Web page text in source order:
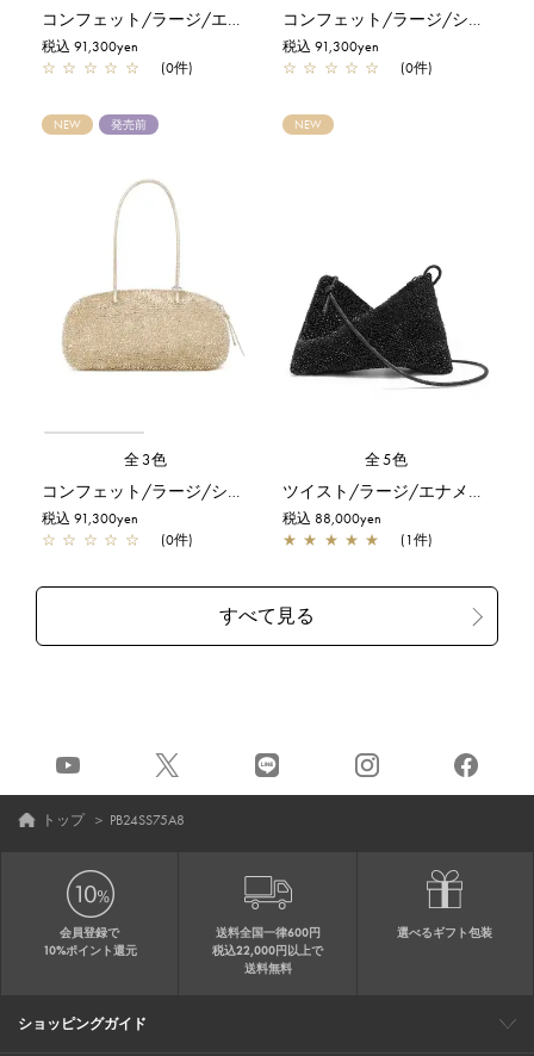
コンフェット/ラージ/エナメルブラック
税込 91,300yen
☆ ☆ ☆ ☆ ☆ (0件)
コンフェット/ラージ/シルバー
税込 91,300yen
☆ ☆ ☆ ☆ ☆ (0件)
NEW 発売前
全3色
コンフェット/ラージ/シルバーゴールド
税込 91,300yen
☆ ☆ ☆ ☆ ☆ (0件)
NEW
全5色
ツイスト/ラージ/エナメルブラック
税込 88,000yen
★ ★ ★ ★ ★ (1件)
トップ ＞ PB24SS75A8
会員登録で
10%ポイント還元
送料全国一律600円
税込22,000円以上で
送料無料
選べるギフト包装
ショッピングガイド